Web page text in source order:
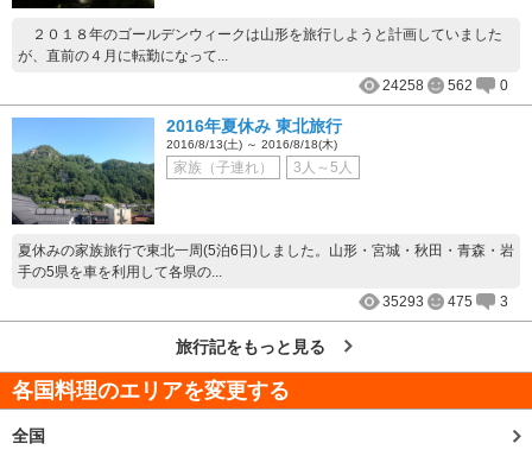
２０１８年のゴールデンウィークは山形を旅行しようと計画していました
が、直前の４月に転勤になって...
24258
562 0
2016年夏休み 東北旅行
2016/8/13(土) ～ 2016/8/18(木)
家族（子連れ） 3人～5人
夏休みの家族旅行で東北一周(5泊6日)しました。山形・宮城・秋田・青森・岩
手の5県を車を利用して各県の...
35293
475 3
旅行記をもっと見る
各国料理のエリアを変更する
全国